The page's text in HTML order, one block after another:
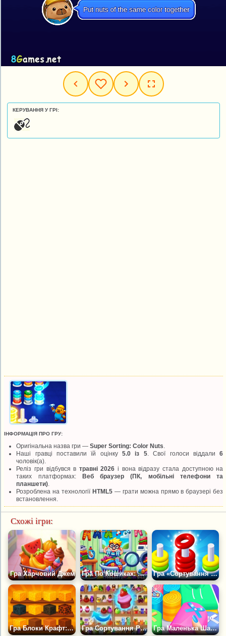
КЕРУВАННЯ У ГРІ:
ІНФОРМАЦІЯ ПРО ГРУ:
Оригінальна назва гри —Super Sorting: Color Nuts
Наші гравці поставили їй оцінку5.0 із 5. Свої голоси віддали6
чоловік(а).
Реліз гри відбувся в травні 2026 і вона відразу стала доступною на
таких платформах: Веб браузер (ПК, мобільні телефони та
планшети)
Розроблена на технології HTML5— грати можна прямо в браузері без
встановлення.
Схожі ігри:
Гра Харчовий Джем Гра По Кошиках: Сортування Білизни Для Прання Гра «Сортування Бубликів»
Гра Блоки Крафт: Сортування Блоків Гра Сортування Речей у Шафі Гра Маленька Шафа